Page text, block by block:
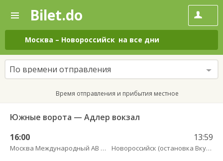
—
Поиск
и
покупка
билетов
на
автобус
онлайн
Bilet.do
Москва – Новороссийск на все дни
По времени отправления
Время отправления и прибытия местное
Южные ворота — Адлер вокзал
16:00
Москва Международный АВ Южные Ворота
13:59
Новороссийск (остановка Вкусно и точка)